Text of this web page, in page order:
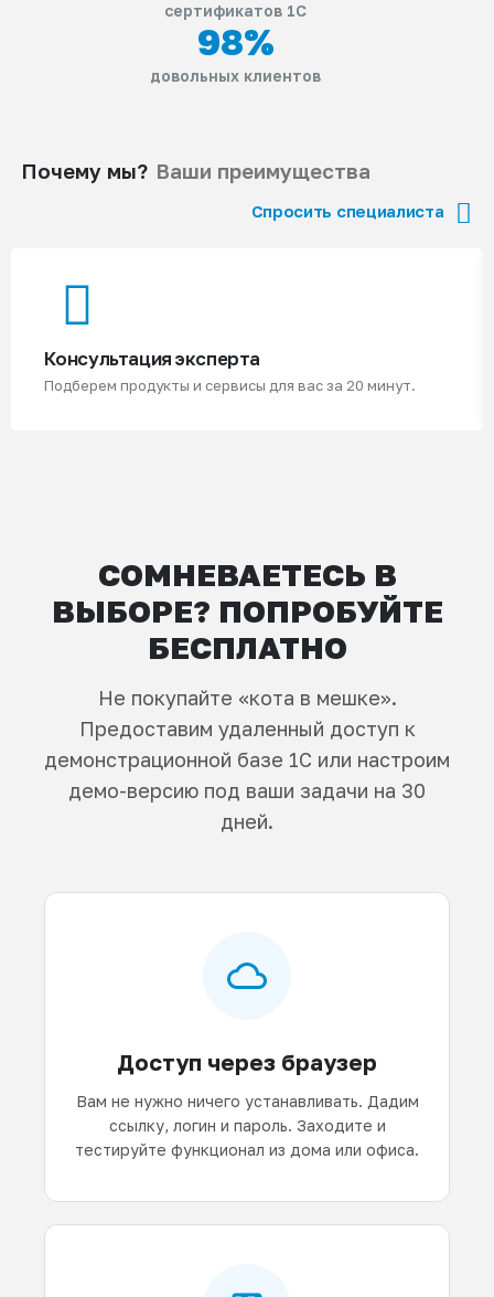
сертификатов 1С
98%
довольных клиентов
Почему мы? Ваши преимущества
Спросить специалиста
Консультация эксперта
Подберем продукты и сервисы для вас за 20 минут.
СОМНЕВАЕТЕСЬ В
ВЫБОРЕ? ПОПРОБУЙТЕ
БЕСПЛАТНО
Не покупайте «кота в мешке».
Предоставим удаленный доступ к
демонстрационной базе 1С или настроим
демо-версию под ваши задачи на 30
дней.
Доступ через браузер
Вам не нужно ничего устанавливать. Дадим
ссылку, логин и пароль. Заходите и
тестируйте функционал из дома или офиса.